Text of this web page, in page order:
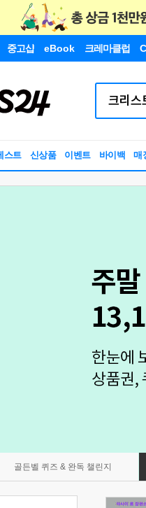
중고샵 eBook 크레마클럽
스트 신상품 이벤트 바이백 매
골든벨 퀴즈 & 완독 챌린지